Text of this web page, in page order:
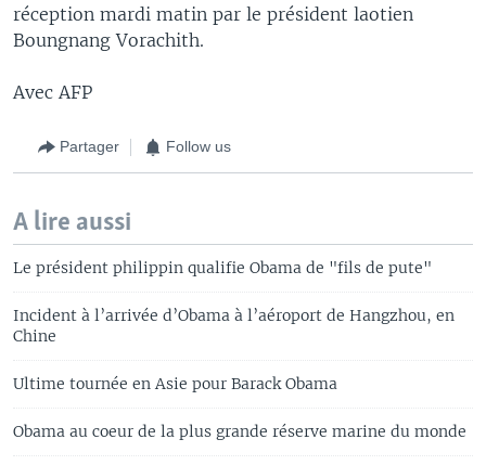
réception mardi matin par le président laotien
Boungnang Vorachith.
Avec AFP
Partager Follow us
A lire aussi
Le président philippin qualifie Obama de "fils de pute"
Incident à l’arrivée d’Obama à l’aéroport de Hangzhou, en
Chine
Ultime tournée en Asie pour Barack Obama
Obama au coeur de la plus grande réserve marine du monde